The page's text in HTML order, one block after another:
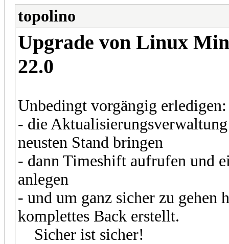
topolino
Upgrade von Linux
22.0
Unbedingt vorgängig erledigen:
- die
neusten Stand bringen
- dann Timeshift aufrufen und
anlegen
- und um ganz sicher zu
komplettes Back erstellt.
Sicher ist sicher!